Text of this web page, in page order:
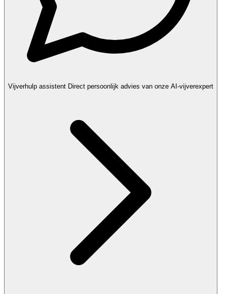
Vijverhulp assistent Direct persoonlijk advies van onze AI-vijverexpert